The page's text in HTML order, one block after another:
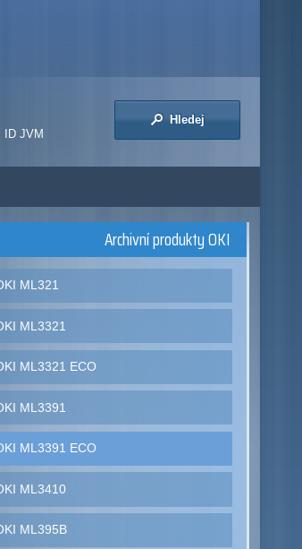
ID JVM
Hledej
Archivní produkty OKI
ML321
ML3321
ML3321 ECO
ML3391
ML3391 ECO
ML3410
ML395B